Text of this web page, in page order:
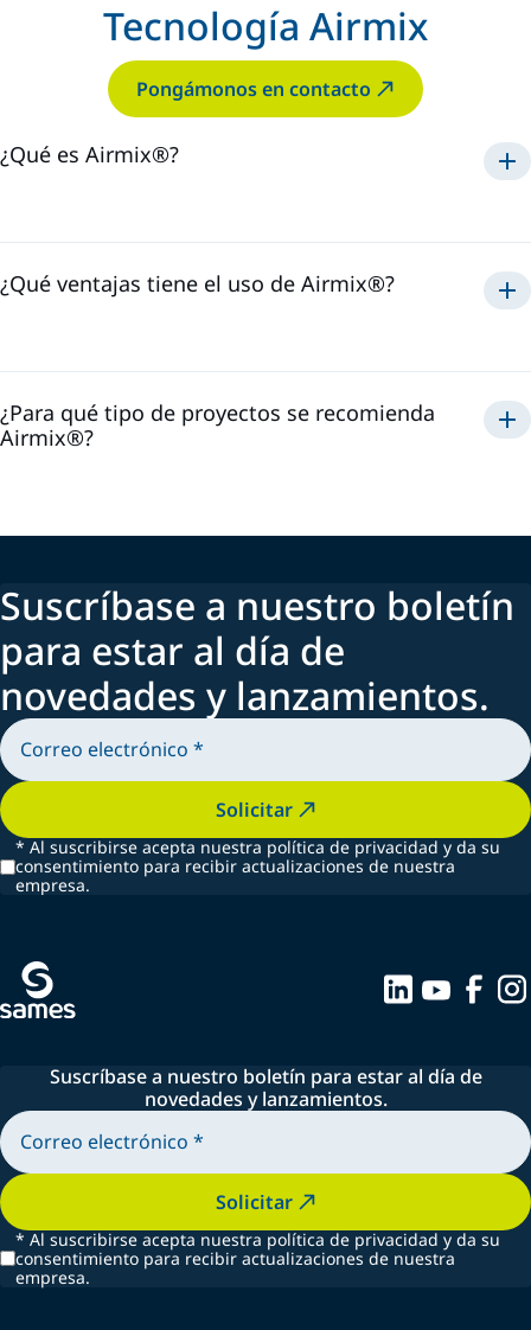
Tecnología Airmix
Pongámonos en contacto
¿Qué es Airmix®?
¿Qué ventajas tiene el uso de Airmix®?
¿Para qué tipo de proyectos se recomienda
Airmix®?
Suscríbase a nuestro boletín
para estar al día de
novedades y lanzamientos.
Solicitar
* Al suscribirse acepta nuestra política de privacidad y da su
consentimiento para recibir actualizaciones de nuestra
empresa.
Suscríbase a nuestro boletín para estar al día de
novedades y lanzamientos.
Solicitar
* Al suscribirse acepta nuestra política de privacidad y da su
consentimiento para recibir actualizaciones de nuestra
empresa.